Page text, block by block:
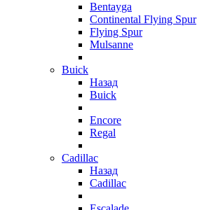
Bentayga
Continental Flying Spur
Flying Spur
Mulsanne
Buick
Назад
Buick
Encore
Regal
Cadillac
Назад
Cadillac